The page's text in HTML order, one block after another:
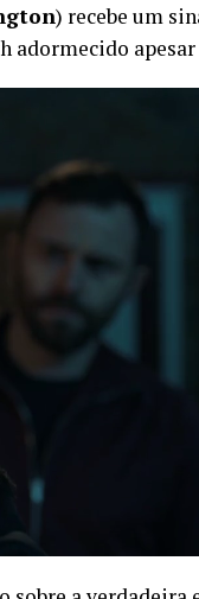
) recebe um
adormecido